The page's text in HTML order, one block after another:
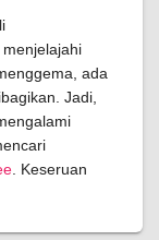
ada
Jadi,
. Keseruan